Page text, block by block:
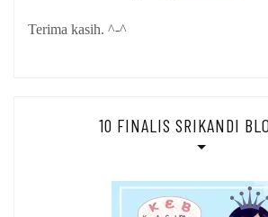
Terima kasih. ^-^
10 FINALIS SRIKANDI